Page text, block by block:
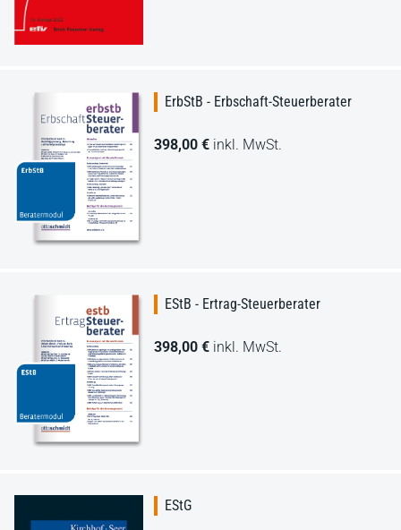
ErbStB - Erbschaft-Steuerberater
398,00 € inkl. MwSt.
EStB - Ertrag-Steuerberater
398,00 € inkl. MwSt.
EStG